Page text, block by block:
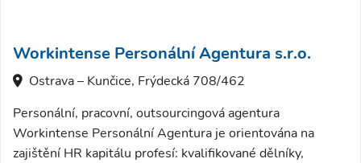
Workintense Personální Agentura s.r.o.
Ostrava – Kunčice, Frýdecká 708/462
Personální, pracovní, outsourcingová agentura
Workintense Personální Agentura je orientována na
zajištění HR kapitálu profesí: kvalifikované dělníky,